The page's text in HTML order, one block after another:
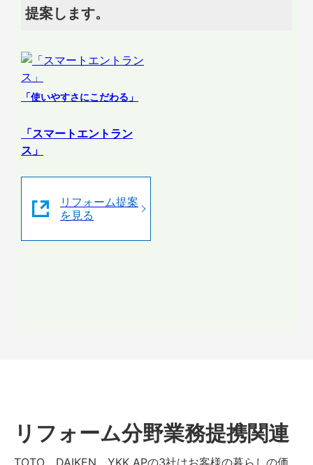
提案します。
「使いやすさにこだわる」
「スマートエントラン
ス」
リフォーム提案
を見る
リフォーム分野業務提携関連